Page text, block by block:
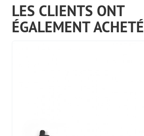
LES CLIENTS ONT
ÉGALEMENT ACHETÉ